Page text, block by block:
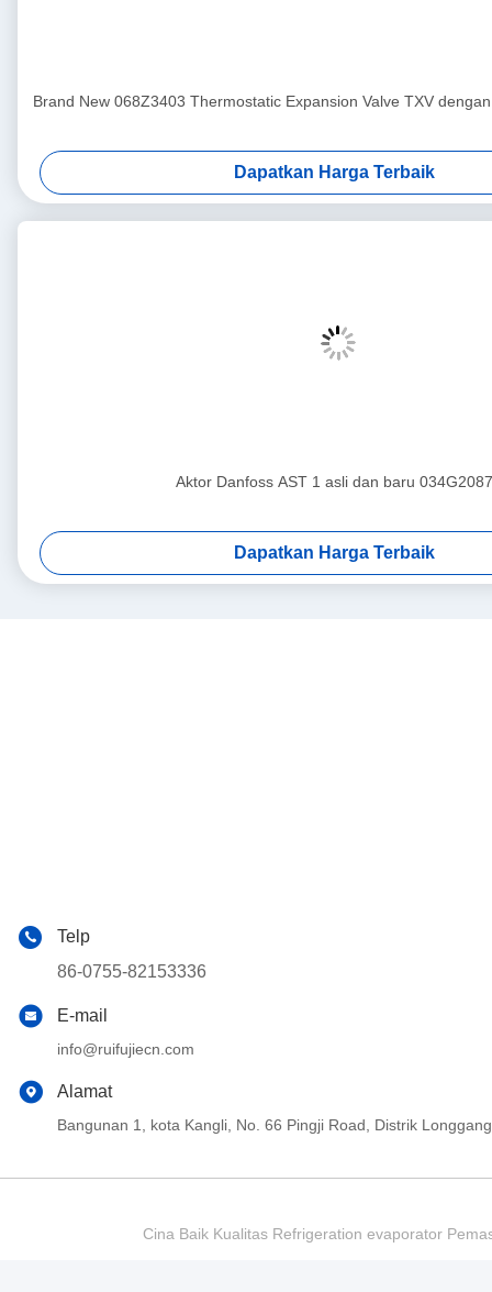
Brand New 068Z3403 Thermostatic Expansion Valve TXV
Dapatkan Harga Terbaik
Aktor Danfoss AST 1 asli dan baru 034G2087
Dapatkan Harga Terbaik
Telp
86-0755-82153336
E-mail
info@ruifujiecn.com
Alamat
Bangunan 1, kota Kangli, No. 66 Pingji Road, Distrik
Cina Baik Kualitas Refrigeration evaporator